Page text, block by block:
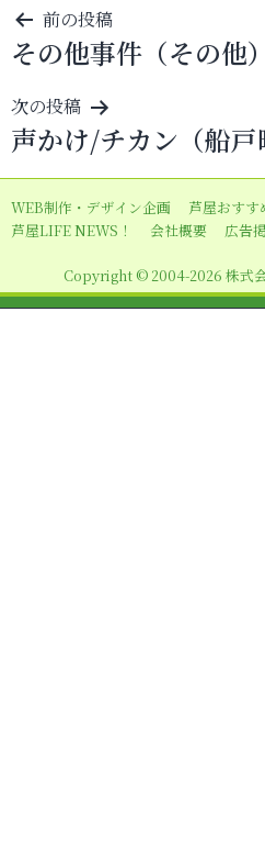
投
稿
ナ
ビ
ゲ
ー
シ
ン
前の投稿
その他事件（その他
次の投稿
声かけ/チカン（船
WEB制作・デザイン企画 芦屋おすす
芦屋LIFE NEWS！
会社概要 広告
Copyright © 2004-2026 株式